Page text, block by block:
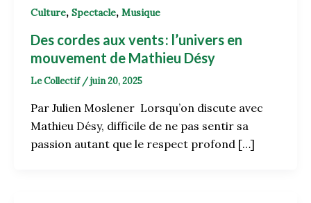
Culture, Spectacle, Musique
Des cordes aux vents : l’univers en
mouvement de Mathieu Désy
Le Collectif /juin 20, 2025
Par Julien Moslener Lorsqu’on discute avec
Mathieu Désy, difficile de ne pas sentir sa
passion autant que le respect profond […]